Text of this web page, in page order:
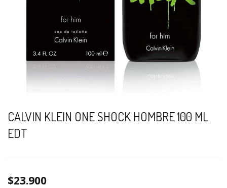
CALVIN KLEIN ONE SHOCK HOMBRE 100 ML
EDT
$23.900